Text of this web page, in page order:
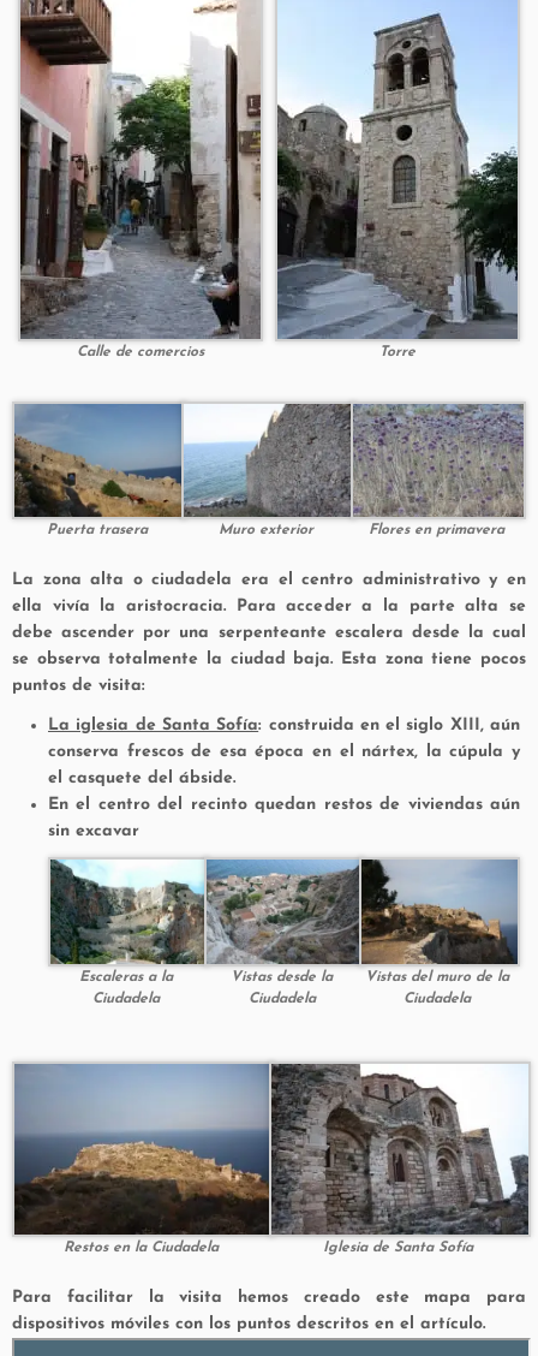
Calle de comercios Torre
Puerta trasera Muro exterior Flores en primavera
La zona alta o ciudadela era el centro administrativo y en
ella vivía la aristocracia. Para acceder a la parte alta se
debe ascender por una serpenteante escalera desde la cual
se observa totalmente la ciudad baja. Esta zona tiene pocos
puntos de visita:
La iglesia de Santa Sofía: construida en el siglo XIII, aún
conserva frescos de esa época en el nártex, la cúpula y
el casquete del ábside.
En el centro del recinto quedan restos de viviendas aún
sin excavar
Escaleras a la
Ciudadela
Vistas desde la
Ciudadela
Vistas del muro de la
Ciudadela
Restos en la Ciudadela Iglesia de Santa Sofía
Para facilitar la visita hemos creado este mapa para
dispositivos móviles con los puntos descritos en el artículo.